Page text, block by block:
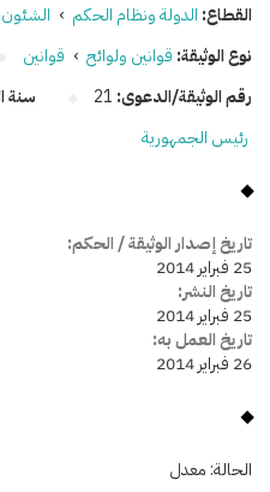
القطاع: الدولة ونظام الحكم ›
نوع الوثيقة: قوانين ولوائح › قوانين
رقم الوثيقة/الدعوى: 21 سنة
رئيس الجمهورية
تاريخ إصدار الوثيقة / الحكم:
25 فبراير 2014
تاريخ النشر:
25 فبراير 2014
تاريخ العمل به:
26 فبراير 2014
الحالة: معدل